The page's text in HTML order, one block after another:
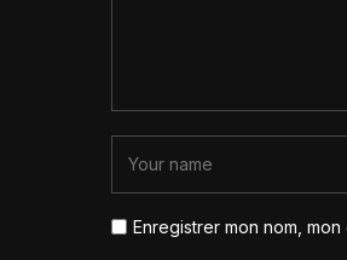
Enregistrer mon nom,